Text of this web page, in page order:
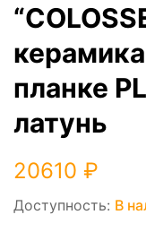
планке
латунь
20610 ₽
Доступность: В